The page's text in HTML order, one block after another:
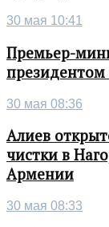
30 мая 10:41
Премьер-
30 мая 08:36
Алиев
чистки в
Армении
30 мая 08:33